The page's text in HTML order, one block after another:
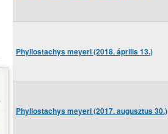
Phyllostachys meyeri (2018. április 13.)
Phyllostachys meyeri (2017. augusztus 30.)